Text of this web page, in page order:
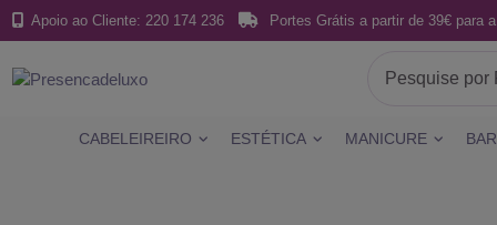
Apoio ao Cliente: 220 174 236 Portes Grátis a partir de 39€ para
CABELEIREIRO ESTÉTICA MANICURE